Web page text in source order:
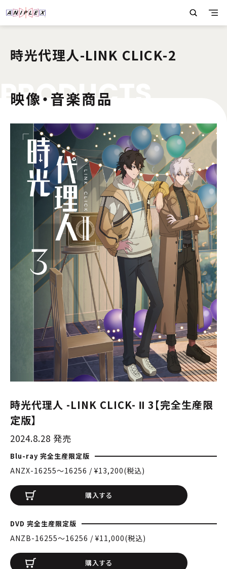
時光代理人-LINK CLICK-2
PRODUC
映像・音楽商品
時光代理人 -LINK CLICK- Ⅱ 3【完全生産限
定版】
2024.8.28 発売
Blu-ray 完全生産限定版
ANZX-16255〜16256 / ¥13,200(税込)
購入する
DVD 完全生産限定版
ANZB-16255〜16256 / ¥11,000(税込)
購入する